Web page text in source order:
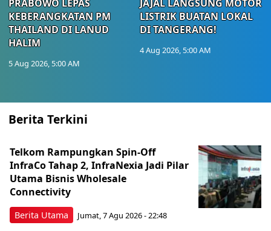
PRABOWO LEPAS
KEBERANGKATAN PM
THAILAND DI LANUD
HALIM
5 Aug 2026, 5:00 AM
JAJAL LANGSUNG MOTOR
LISTRIK BUATAN LOKAL
DI TANGERANG!
4 Aug 2026, 5:00 AM
Berita Terkini
Berita Utama
Telkom Rampungkan Spin-Off
InfraCo Tahap 2, InfraNexia Jadi Pilar
Utama Bisnis Wholesale
Connectivity
Jumat, 7 Agu 2026 - 22:48